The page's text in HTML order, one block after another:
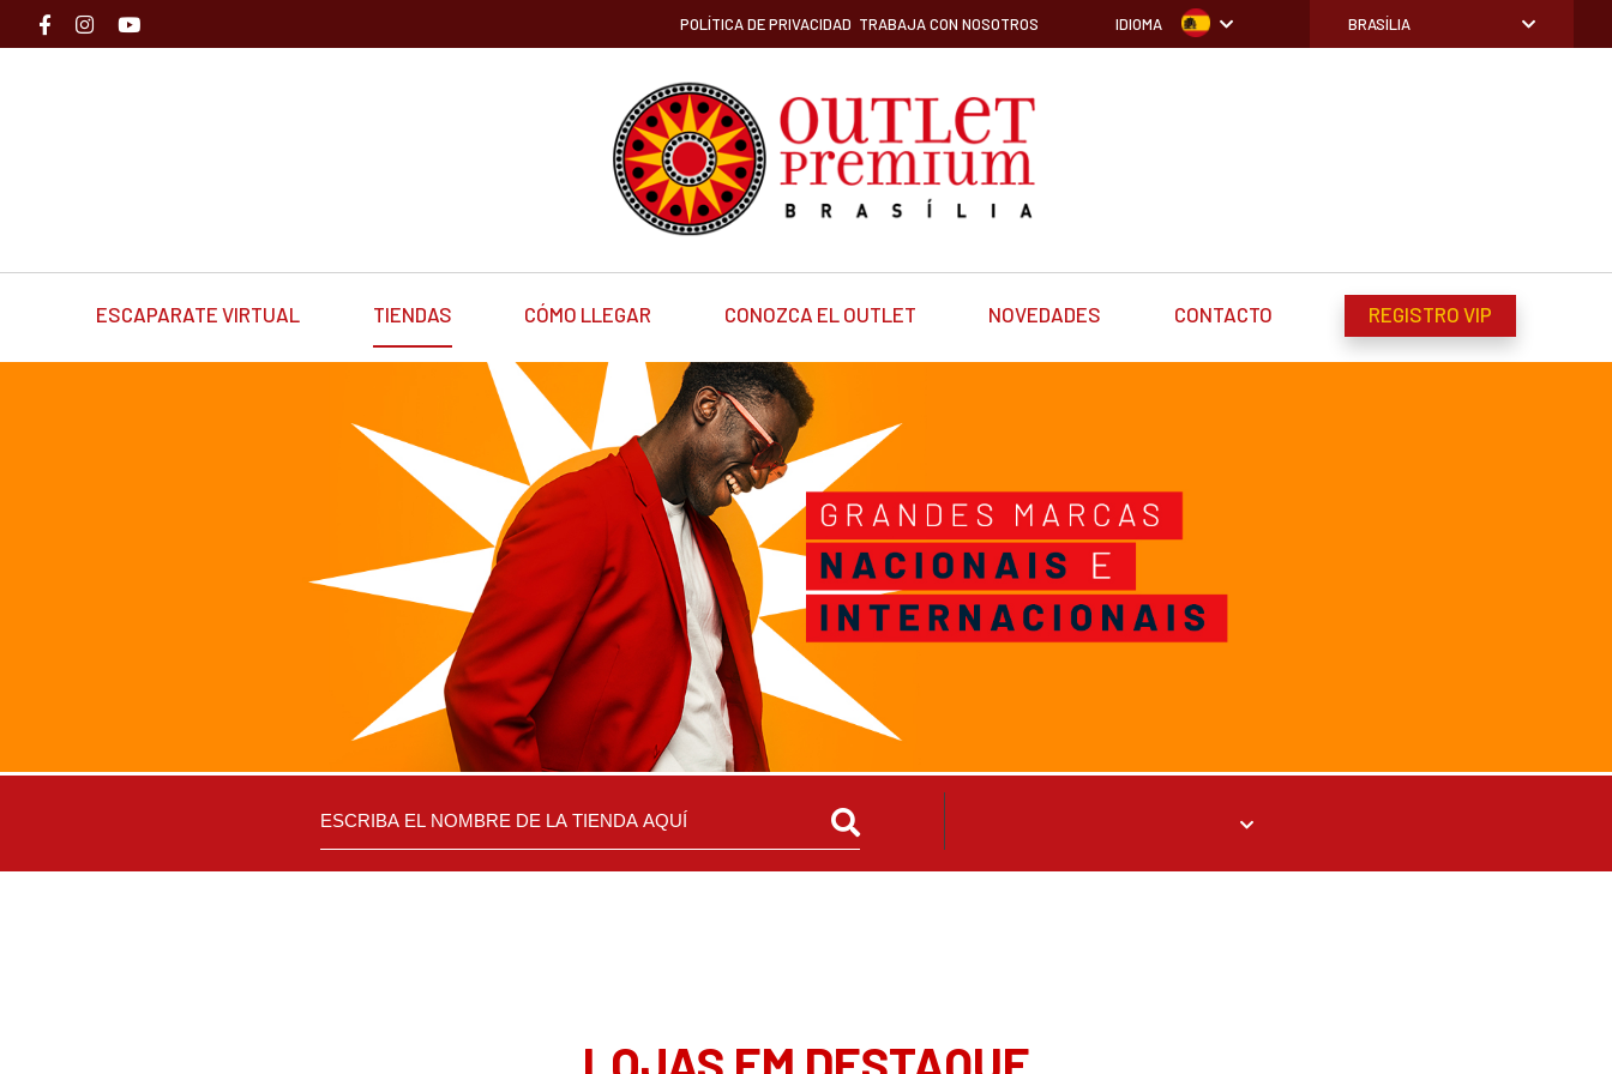
POLÍTICA DE PRIVACIDAD TRABAJA CON NOSOTROS IDIOMA BRASÍLIA
ESCAPARATE VIRTUAL TIENDAS CÓMO LLEGAR CONOZCA EL OUTLET NOVEDADES CONTACTO REGISTRO VIP